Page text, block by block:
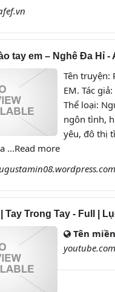
tay em – Nghê Đa Hỉ -
Tên truyện:
EM. Tác
Thể loại:
ngôn tình,
yêu, đô thị
...Read more
Tay Trong Tay - Full |
Tên miền
youtube.com